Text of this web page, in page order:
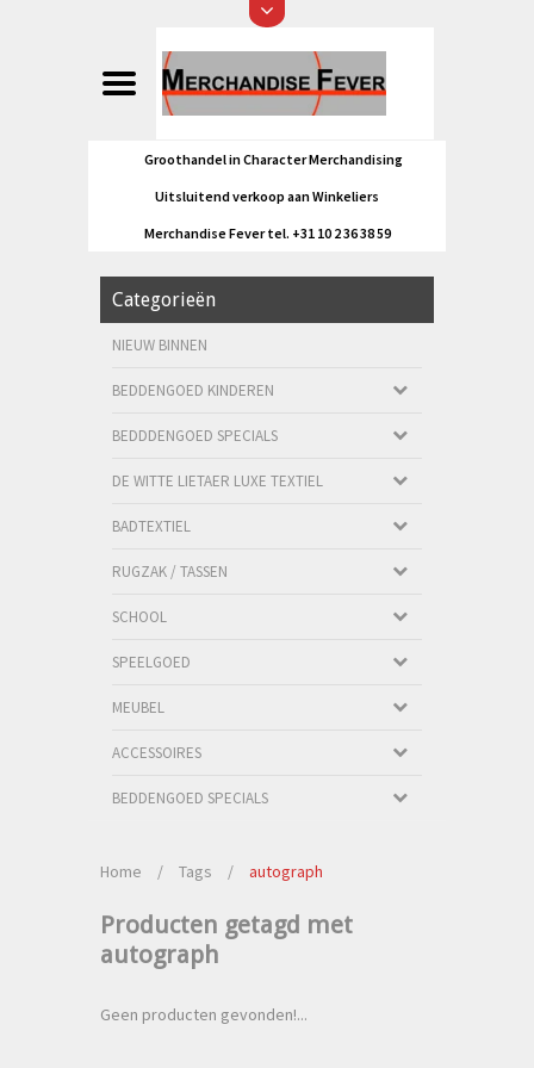
Groothandel in Character Merchandising
Uitsluitend verkoop aan Winkeliers
Merchandise Fever tel. +31 10 2 36 38 59
Categorieën
NIEUW BINNEN
BEDDENGOED KINDEREN
BEDDDENGOED SPECIALS
DE WITTE LIETAER LUXE TEXTIEL
BADTEXTIEL
RUGZAK / TASSEN
SCHOOL
SPEELGOED
MEUBEL
ACCESSOIRES
BEDDENGOED SPECIALS
Home / Tags / autograph
Producten getagd met
autograph
Geen producten gevonden!...